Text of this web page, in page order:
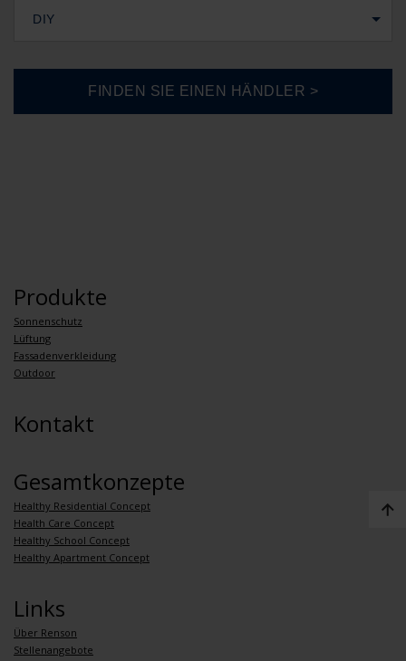
DIY
Produkte
Sonnenschutz
Lüftung
Fassadenverkleidung
Outdoor
Kontakt
Gesamtkonzepte
Healthy Residential Concept
Health Care Concept
Healthy School Concept
Healthy Apartment Concept
Links
Über Renson
Stellenangebote